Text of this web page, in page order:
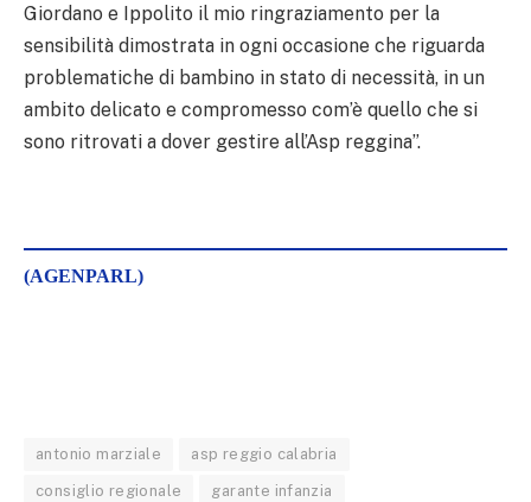
Giordano e Ippolito il mio ringraziamento per la
sensibilità dimostrata in ogni occasione che riguarda
problematiche di bambino in stato di necessità, in un
ambito delicato e compromesso com’è quello che si
sono ritrovati a dover gestire all’Asp reggina”.
(AGENPARL)
antonio marziale asp reggio calabria
consiglio regionale garante infanzia